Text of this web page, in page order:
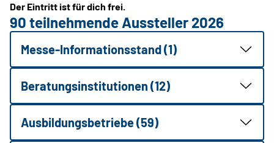
Der Eintritt ist für dich frei.
90 teilnehmende Aussteller 2026
Messe-Informationsstand (1)
Beratungsinstitutionen (12)
Ausbildungsbetriebe (59)